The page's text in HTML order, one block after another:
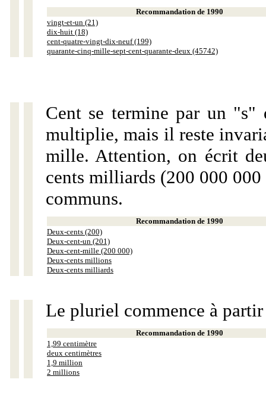
Recommandation de 1990
vingt-et-un (21)
dix-huit (18)
cent-quatre-vingt-dix-neuf (199)
quarante-cinq-mille-sept-cent-quarante-deux (45742)
Cent se termine par un "s"
multiplie, mais il reste
mille. Attention, on écrit
cents milliards (200 000
communs.
Recommandation de 1990
Deux-cents (200)
Deux-cent-un (201)
Deux-cent-mille (200 000)
Deux-cents millions
Deux-cents milliards
Le pluriel commence à
Recommandation de 1990
1,99 centimètre
deux centimètres
1,9 million
2 millions